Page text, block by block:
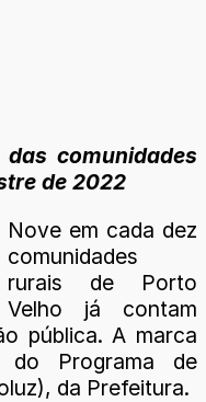
comunidades
de 2022
Nove em cada dez
comunidades
rurais de Porto
Velho já contam
pública. A marca
do Programa de
da Prefeitura.